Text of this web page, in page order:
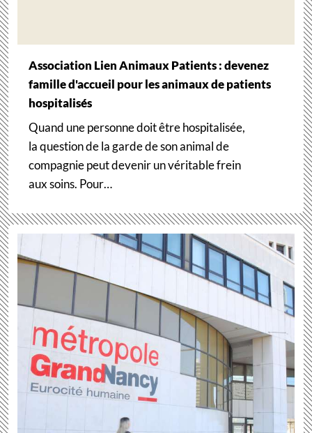
Association Lien Animaux Patients : devenez
famille d'accueil pour les animaux de patients
hospitalisés
Quand une personne doit être hospitalisée,
la question de la garde de son animal de
compagnie peut devenir un véritable frein
aux soins. Pour…